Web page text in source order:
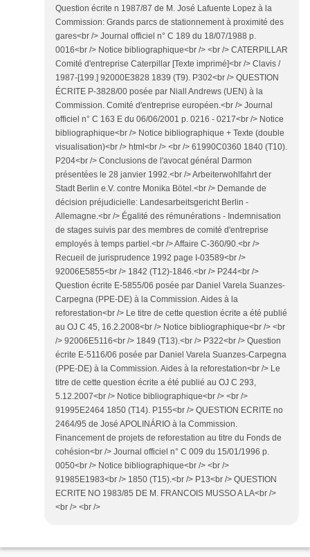
Question écrite n 1987/87 de M. José Lafuente Lopez à la
Commission: Grands parcs de stationnement à proximité des
gares<br /> Journal officiel n° C 189 du 18/07/1988 p.
0016<br /> Notice bibliographique<br /> <br /> CATERPILLAR
Comité d'entreprise Caterpillar [Texte imprimé]<br /> Clavis /
1987-[199.] 92000E3828 1839 (T9). P302<br /> QUESTION
ÉCRITE P-3828/00 posée par Niall Andrews (UEN) à la
Commission. Comité d'entreprise européen.<br /> Journal
officiel n° C 163 E du 06/06/2001 p. 0216 - 0217<br /> Notice
bibliographique<br /> Notice bibliographique + Texte (double
visualisation)<br /> html<br /> <br /> 61990C0360 1840 (T10).
P204<br /> Conclusions de l'avocat général Darmon
présentées le 28 janvier 1992.<br /> Arbeiterwohlfahrt der
Stadt Berlin e.V. contre Monika Bötel.<br /> Demande de
décision préjudicielle: Landesarbeitsgericht Berlin -
Allemagne.<br /> Égalité des rémunérations - Indemnisation
de stages suivis par des membres de comité d'entreprise
employés à temps partiel.<br /> Affaire C-360/90.<br />
Recueil de jurisprudence 1992 page I-03589<br />
92006E5855<br /> 1842 (T12)-1846.<br /> P244<br />
Question écrite E-5855/06 posée par Daniel Varela Suanzes-
Carpegna (PPE-DE) à la Commission. Aides à la
reforestation<br /> Le titre de cette question écrite a été publié
au OJ C 45, 16.2.2008<br /> Notice bibliographique<br /> <br
/> 92006E5116<br /> 1849 (T13).<br /> P322<br /> Question
écrite E-5116/06 posée par Daniel Varela Suanzes-Carpegna
(PPE-DE) à la Commission. Aides à la reforestation<br /> Le
titre de cette question écrite a été publié au OJ C 293,
5.12.2007<br /> Notice bibliographique<br /> <br />
91995E2464 1850 (T14). P155<br /> QUESTION ECRITE no
2464/95 de José APOLINÁRIO à la Commission.
Financement de projets de reforestation au titre du Fonds de
cohésion<br /> Journal officiel n° C 009 du 15/01/1996 p.
0050<br /> Notice bibliographique<br /> <br />
91985E1983<br /> 1850 (T15).<br /> P13<br /> QUESTION
ECRITE NO 1983/85 DE M. FRANCOIS MUSSO A LA<br />
<br /> <br />